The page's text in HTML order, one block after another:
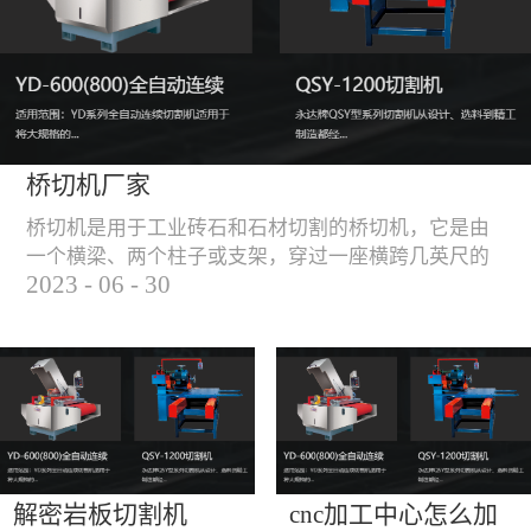
平稳输送进出，切割加
工与上下板分开，便
捷，高效。5、19”显示
屏，按钮、遥杆集成面
板，操作快速、简便。
桥切机厂家
桥切机是用于工业砖石和石材切割的桥切机，它是由
一个横梁、两个柱子或支架，穿过一座横跨几英尺的
桥而构成，因其形状而得名。随着石材和工业砖石的
是用于实现快速切割大型石材和工业砖石的机器，具
有高效、节能、环保等优点，是现代建筑行业必不可
少的设备之一。但是，如何选择合适的桥切机厂家也
是很多消费者不得不面对的问题。选择一个靠谱的桥
切机厂家，是保证桥切机使用效果和...
2023 - 06 - 30
解密岩板切割机
cnc加工中心怎么加